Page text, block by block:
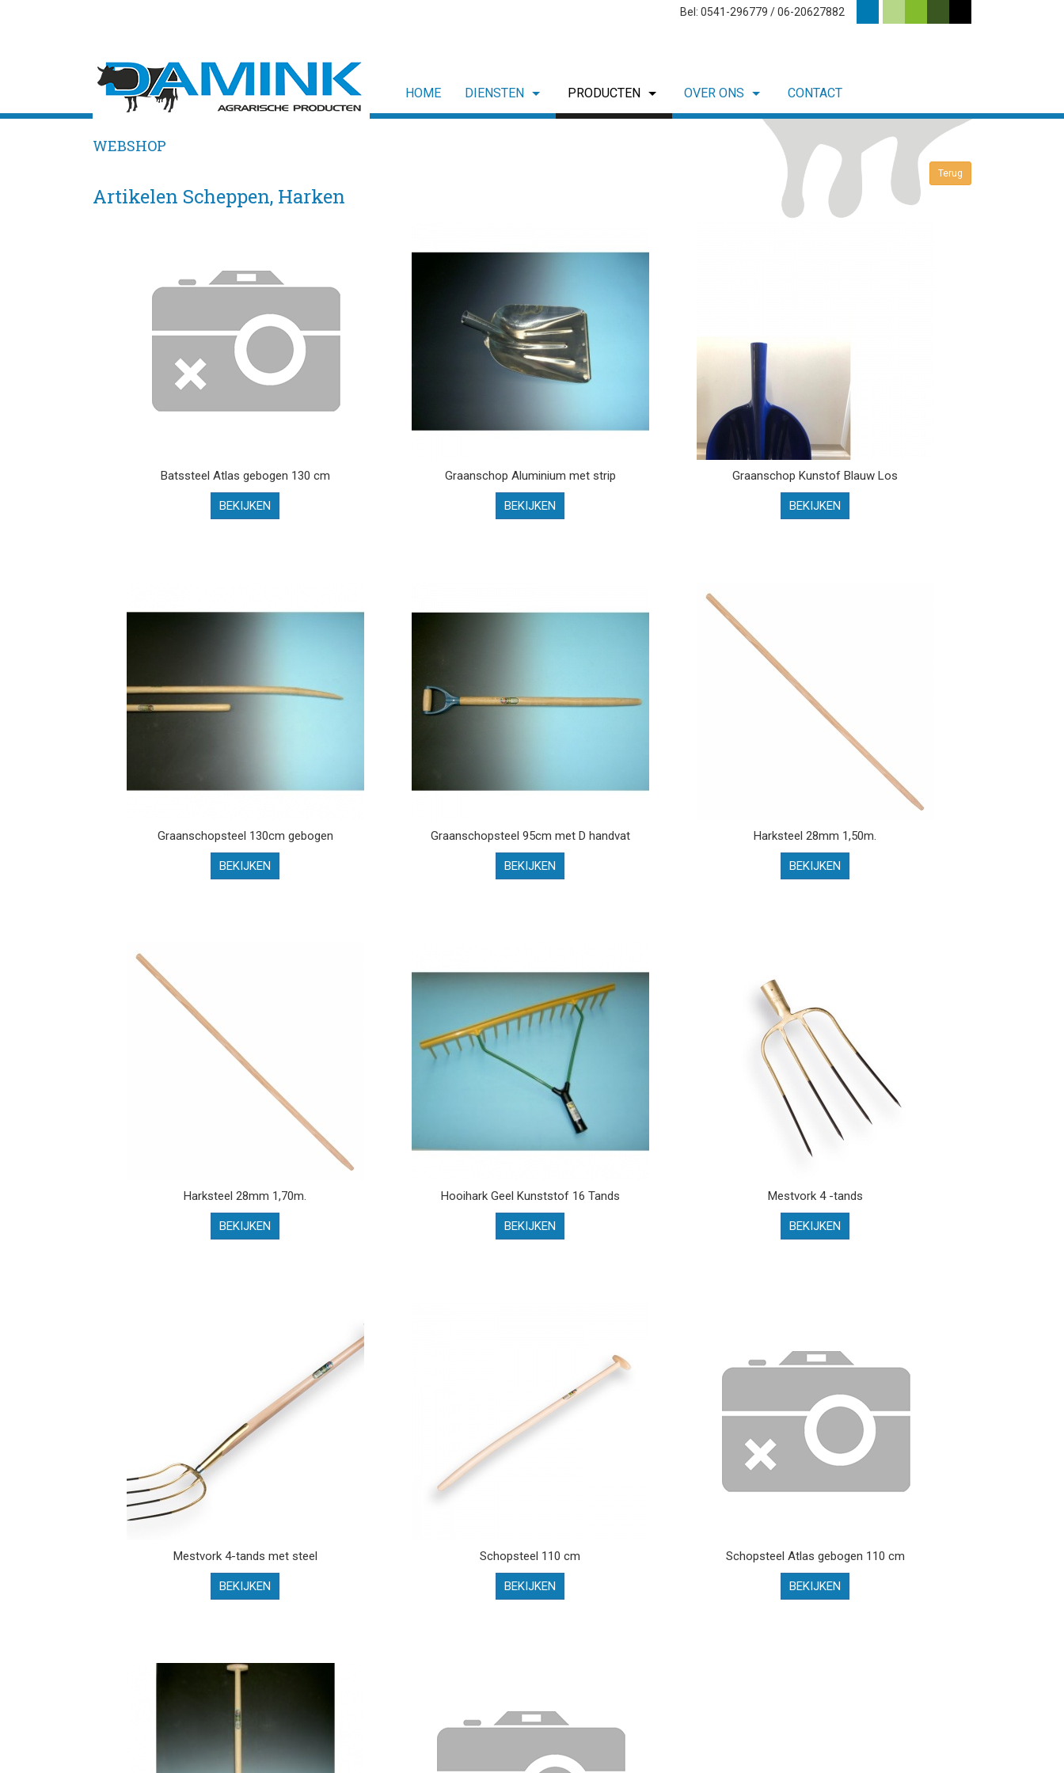
Bel: 0541-296779 / 06-20627882
HOME DIENSTEN PRODUCTEN OVER ONS CONTACT
WEBSHOP
Artikelen Scheppen, Harken
Batssteel Atlas gebogen 130 cm
BEKIJKEN
Graanschop Aluminium met strip
BEKIJKEN
Graanschop Kunstof Blauw Los
BEKIJKEN
Graanschopsteel 130cm gebogen
BEKIJKEN
Graanschopsteel 95cm met D handvat
BEKIJKEN
Harksteel 28mm 1,50m.
BEKIJKEN
Harksteel 28mm 1,70m.
BEKIJKEN
Hooihark Geel Kunststof 16 Tands
BEKIJKEN
Mestvork 4 -tands
BEKIJKEN
Mestvork 4-tands met steel
BEKIJKEN
Schopsteel 110 cm
BEKIJKEN
Schopsteel Atlas gebogen 110 cm
BEKIJKEN